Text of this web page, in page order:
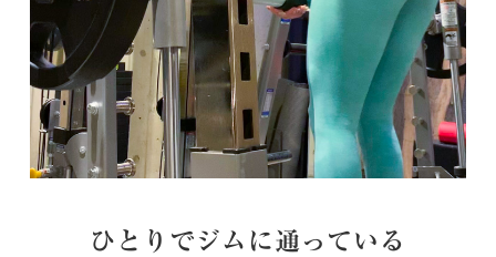
ひとりでジムに通っている